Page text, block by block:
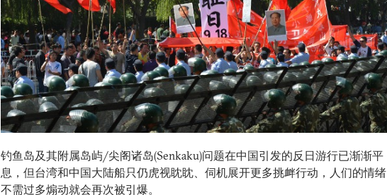
钓鱼岛及其附属岛屿/尖阁诸岛(Senkaku)问题在中国引发的反日游行已渐渐平
息，但台湾和中国大陆船只仍虎视眈眈、伺机展开更多挑衅行动，人们的情绪
不需过多煽动就会再次被引爆。